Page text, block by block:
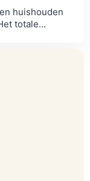
huishouden
totale